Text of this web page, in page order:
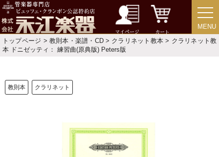
マイページ カート
MENU
MENU
トップページ > 教則本・楽譜・CD> クラリネット教本 > クラリネット教
本 ドニゼッティ： 練習曲(原典版) Peters版
教則本 クラリネット
セール・イベント情報
人気の永江楽器コラム
「楽器をはじめよう」
選定者のご紹介